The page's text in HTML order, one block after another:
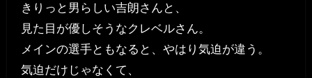
きりっと男らしい吉朗さんと、
見た目が優しそうなクレベルさん。
メインの選手ともなると、やはり気迫が違う。
気迫だけじゃなくて、